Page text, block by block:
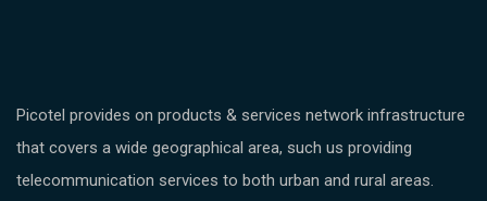
Picotel provides on products & services network infrastructure
that covers a wide geographical area, such us providing
telecommunication services to both urban and rural areas.